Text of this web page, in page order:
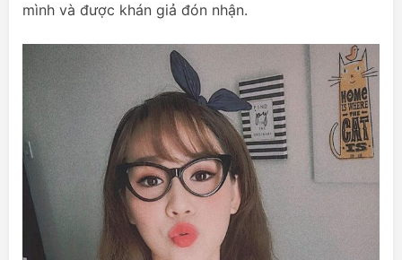
mình và được khán giả đón nhận.